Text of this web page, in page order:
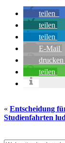
teilen
teilen
teilen
E-Mail
drucken
teilen
« Entscheidung
Studienfahrten